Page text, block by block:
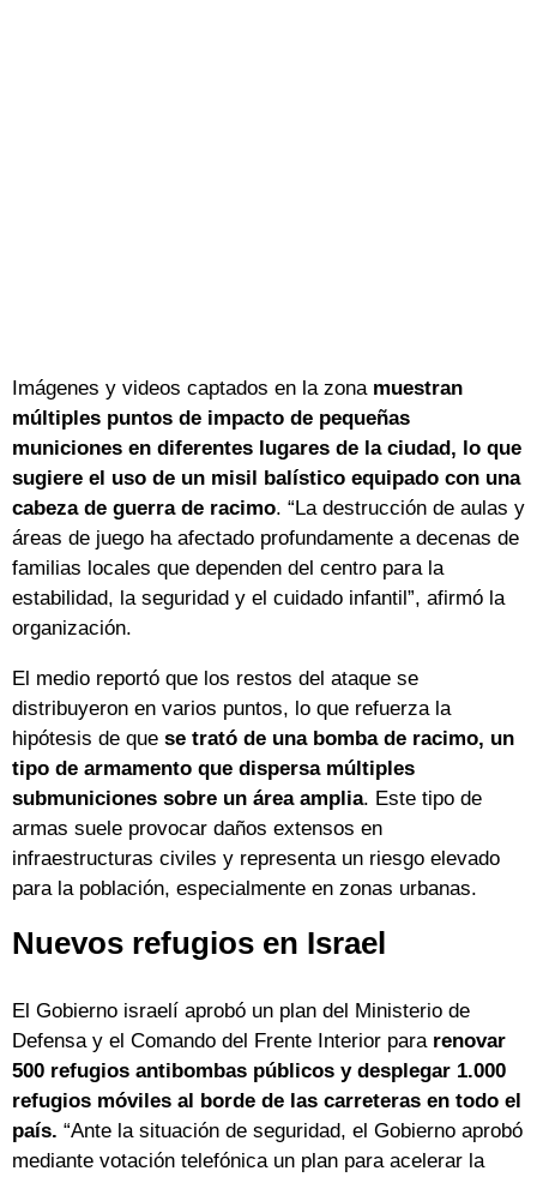
Imágenes y videos captados en la zona muestran
múltiples puntos de impacto de pequeñas
municiones en diferentes lugares de la ciudad, lo que
sugiere el uso de un misil balístico equipado con una
cabeza de guerra de racimo. “La destrucción de aulas y
áreas de juego ha afectado profundamente a decenas de
familias locales que dependen del centro para la
estabilidad, la seguridad y el cuidado infantil”, afirmó la
organización.
El medio reportó que los restos del ataque se
distribuyeron en varios puntos, lo que refuerza la
hipótesis de que se trató de una bomba de racimo, un
tipo de armamento que dispersa múltiples
submuniciones sobre un área amplia. Este tipo de
armas suele provocar daños extensos en
infraestructuras civiles y representa un riesgo elevado
para la población, especialmente en zonas urbanas.
Nuevos refugios en Israel
El Gobierno israelí aprobó un plan del Ministerio de
Defensa y el Comando del Frente Interior para renovar
500 refugios antibombas públicos y desplegar 1.000
refugios móviles al borde de las carreteras en todo el
país. “Ante la situación de seguridad, el Gobierno aprobó
mediante votación telefónica un plan para acelerar la